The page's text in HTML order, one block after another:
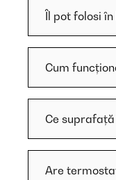
Îl pot folosi în
Cum
Ce
Are